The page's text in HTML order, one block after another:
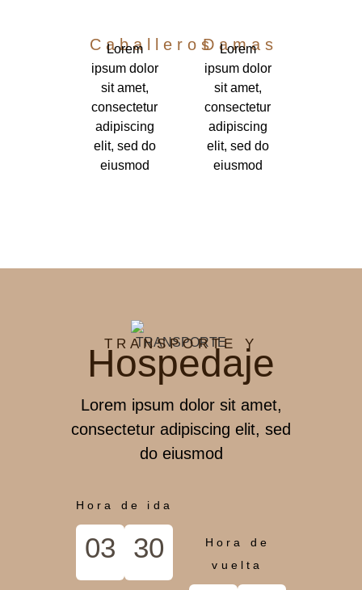
Caballeros
Lorem
ipsum dolor
sit amet,
consectetur
adipiscing
elit, sed do
eiusmod
Damas
Lorem
ipsum dolor
sit amet,
consectetur
adipiscing
elit, sed do
eiusmod
TRANSPORTE Y
Hospedaje
Lorem ipsum dolor sit amet,
consectetur adipiscing elit, sed
do eiusmod
Hora de ida
03 30
Hora de
vuelta